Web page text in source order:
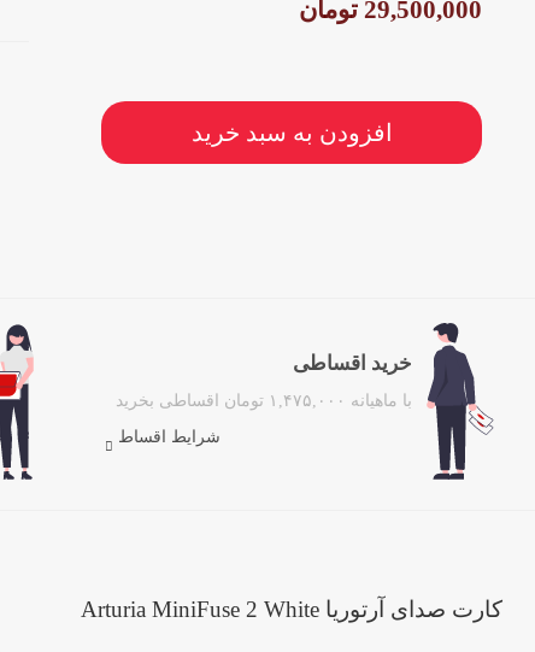
29,500,000 تومان
افزودن به سبد خرید
خرید اقساطی
با ماهیانه ۱,۴۷۵,۰۰۰ تومان اقساطی بخرید
شرایط اقساط
کارت صدای آرتوریا Arturia MiniFuse 2 White